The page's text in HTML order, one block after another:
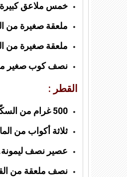
خمس ملاعق
ملعقة صغيرة من
ملعقة صغيرة من
نصف كوب صغير من
القطر :
500 غرام من السكّر الأبيض.
ثلاثة أكواب من
عصير نصف
نصف ملعقة من